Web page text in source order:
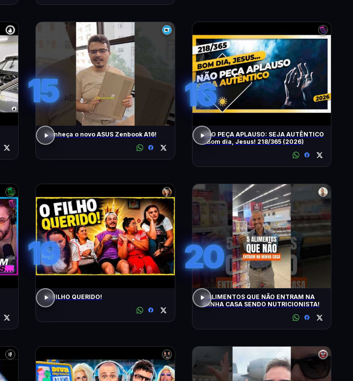
15
Conheça o novo ASUS Zenbook A16!
16
NÃO PEÇA APLAUSO: SEJA AUTÊNTICO
- Bom dia, Jesus! 218/365 (2026)
19
O FILHO QUERIDO!
20
5 ALIMENTOS QUE NÃO ENTRAM NA
MINHA CASA SENDO NUTRICIONISTA!